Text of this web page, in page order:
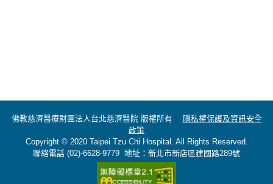
佛教慈濟醫療財團法人台北慈濟醫院 版權所有 隱私權保護及資訊安全
政策
Copyright © 2020 Taipei Tzu Chi Hospital. All Rights Reserved.
聯絡電話 (02)-6628-9779 地址：新北市新店區建國路289號